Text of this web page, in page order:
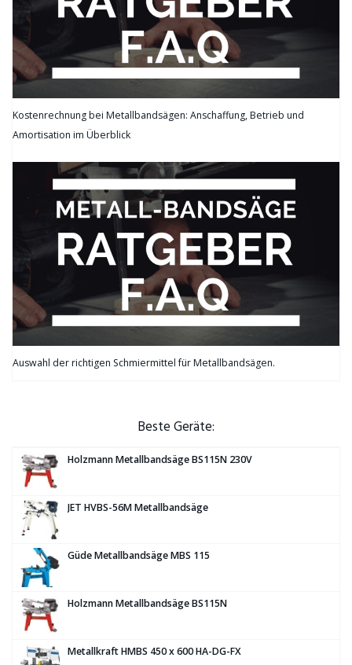
Kostenrechnung bei Metallbandsägen: Anschaffung, Betrieb und
Amortisation im Überblick
Auswahl der richtigen Schmiermittel für Metallbandsägen.
Beste Geräte:
Holzmann Metallbandsäge BS115N 230V
JET HVBS-56M Metallbandsäge
Güde Metallbandsäge MBS 115
Holzmann Metallbandsäge BS115N
Metallkraft HMBS 450 x 600 HA-DG-FX